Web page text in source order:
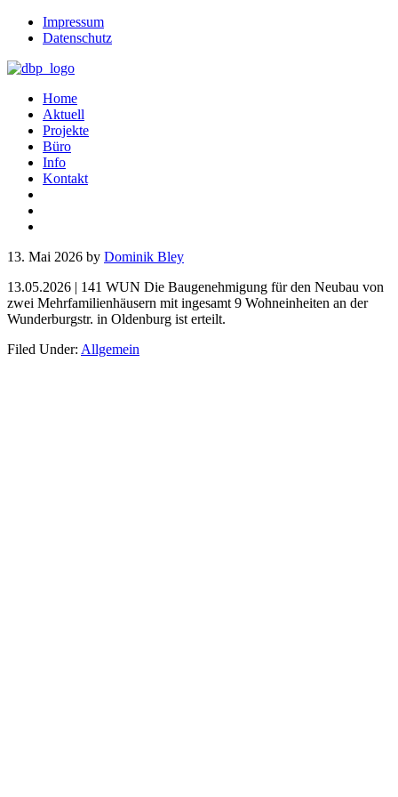
Impressum
Datenschutz
Home
Aktuell
Projekte
Büro
Info
Kontakt
13. Mai 2026 by Dominik Bley
13.05.2026 | 141 WUN Die Baugenehmigung für den Neubau von
zwei Mehrfamilienhäusern mit ingesamt 9 Wohneinheiten an der
Wunderburgstr. in Oldenburg ist erteilt.
Filed Under: Allgemein